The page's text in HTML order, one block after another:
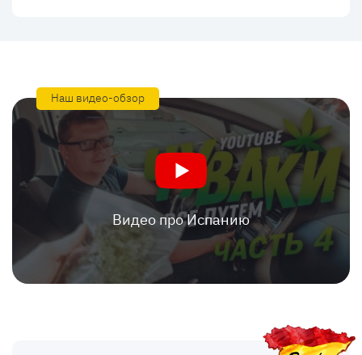
Наш видео-обзор
Видео про Испанию